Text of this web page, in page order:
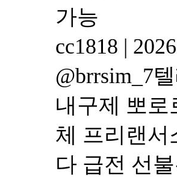
가능
cc1818 |
@brrsim_7
내구제 뽀
체 프리랜서
다 급전 선